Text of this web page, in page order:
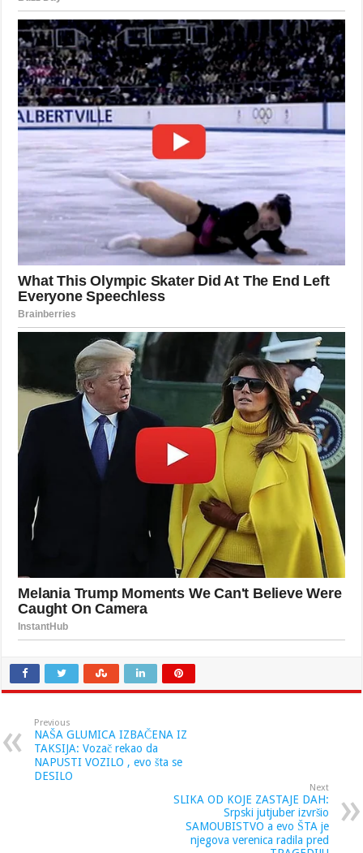
Previous
NAŠA GLUMICA IZBAČENA IZ
TAKSIJA: Vozač rekao da
NAPUSTI VOZILO , evo šta se
DESILO
Next
SLIKA OD KOJE ZASTAJE DAH:
Srpski jutjuber izvršio
SAMOUBISTVO a evo ŠTA je
njegova verenica radila pred